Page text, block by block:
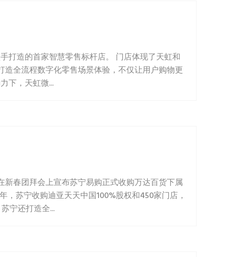
打造的首家智慧零售标杆店。 门店体现了天虹和
全流程数字化零售场景体验，不仅让用户购物更
下，天虹微...
春团拜会上宣布苏宁易购正式收购万达百货下属
苏宁收购迪亚天天中国100%股权和450家门店，
宁还打造全...